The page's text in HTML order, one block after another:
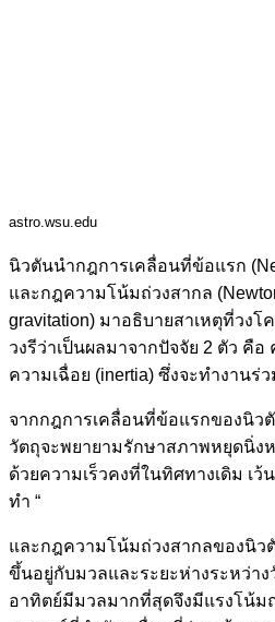
astro.wsu.edu
นิวตันนำกฎการเคลื่อนที่ข้อแรก
และกฎความโน้มถ่วงสากล
gravitation) มาอธิบายสาเหตุที่วงโ
วงรีว่าเป็นผลมาจากปัจจัย 2 ตัว คือ
ความเฉื่อย (inertia) ซึ่งจะทำงานร่
จากกฎการเคลื่อนที่ข้อแรกของนิว
วัตถุจะพยายามรักษาสภาพหยุดนิ่ง
ด้วยความเร็วคงที่ในทิศทางเดิม เ
ทำ “
และกฎความโน้มถ่วงสากลของนิว
ขึ้นอยู่กับมวลและระยะห่างระหว่าง
อาทิตย์มีมวลมากที่สุดจึงมีแรงโน้ม